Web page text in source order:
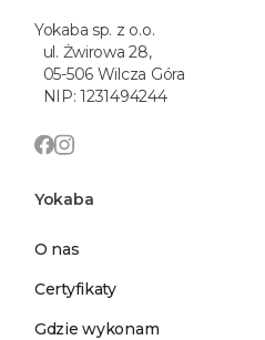
Yokaba sp. z o.o.
ul. Żwirowa 28,
05-506 Wilcza Góra
NIP: 1231494244
Yokaba
O nas
Certyfikaty
Gdzie wykonam